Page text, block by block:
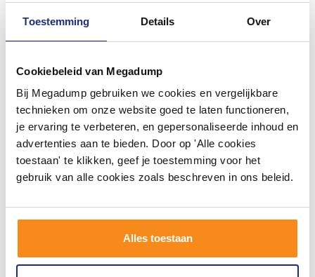
Toestemming Details Over
Cookiebeleid van Megadump
Bij Megadump gebruiken we cookies en vergelijkbare
technieken om onze website goed te laten functioneren,
je ervaring te verbeteren, en gepersonaliseerde inhoud en
advertenties aan te bieden. Door op 'Alle cookies
toestaan' te klikken, geef je toestemming voor het
gebruik van alle cookies zoals beschreven in ons beleid.
Alles toestaan
Spiegelverlichting Sanicare
LED Anna 2,5 Watt 30 cm
Binnen 1 week geleverd
71,74
59,29
Meer info
Spiegelkast Sanicare
Qlassics Ambiance 70 cm 2
2 - 3 Weken
590,48
Meer info
1 2 3 4 5 77